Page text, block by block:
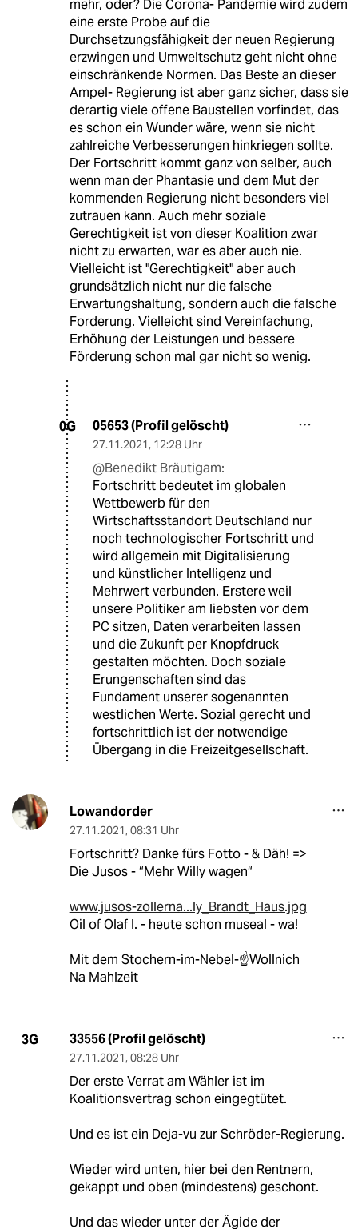
mehr, oder? Die Corona- Pandemie wird zudem
eine erste Probe auf die
Durchsetzungsfähigkeit der neuen Regierung
erzwingen und Umweltschutz geht nicht ohne
einschränkende Normen. Das Beste an dieser
Ampel- Regierung ist aber ganz sicher, dass sie
derartig viele offene Baustellen vorfindet, das
es schon ein Wunder wäre, wenn sie nicht
zahlreiche Verbesserungen hinkriegen sollte.
Der Fortschritt kommt ganz von selber, auch
wenn man der Phantasie und dem Mut der
kommenden Regierung nicht besonders viel
zutrauen kann. Auch mehr soziale
Gerechtigkeit ist von dieser Koalition zwar
nicht zu erwarten, war es aber auch nie.
Vielleicht ist "Gerechtigkeit" aber auch
grundsätzlich nicht nur die falsche
Erwartungshaltung, sondern auch die falsche
Forderung. Vielleicht sind Vereinfachung,
Erhöhung der Leistungen und bessere
Förderung schon mal gar nicht so wenig.
0G 05653 (Profil gelöscht)
27.11.2021, 12:28 Uhr
@Benedikt Bräutigam:
Fortschritt bedeutet im globalen
Wettbewerb für den
Wirtschaftsstandort Deutschland nur
noch technologischer Fortschritt und
wird allgemein mit Digitalisierung
und künstlicher Intelligenz und
Mehrwert verbunden. Erstere weil
unsere Politiker am liebsten vor dem
PC sitzen, Daten verarbeiten lassen
und die Zukunft per Knopfdruck
gestalten möchten. Doch soziale
Erungenschaften sind das
Fundament unserer sogenannten
westlichen Werte. Sozial gerecht und
fortschrittlich ist der notwendige
Übergang in die Freizeitgesellschaft.
Lowandorder
27.11.2021, 08:31 Uhr
Fortschritt? Danke fürs Fotto - & Däh! =>
Die Jusos - “Mehr Willy wagen“
www.jusos-zollerna...ly_Brandt_Haus.jpg
Oil of Olaf I. - heute schon museal - wa!
Mit dem Stochern-im-Nebel-☝️Wollnich
Na Mahlzeit
3G 33556 (Profil gelöscht)
27.11.2021, 08:28 Uhr
Der erste Verrat am Wähler ist im
Koalitionsvertrag schon eingegtütet.
Und es ist ein Deja-vu zur Schröder-Regierung.
Wieder wird unten, hier bei den Rentnern,
gekappt und oben (mindestens) geschont.
Und das wieder unter der Ägide der